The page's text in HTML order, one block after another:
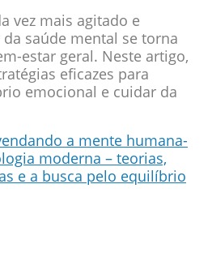
vez mais agitado e
saúde mental se torna
estar geral. Neste artigo,
eficazes para
emocional e cuidar da
a mente humana-
moderna – teorias,
e a busca pelo equilíbrio